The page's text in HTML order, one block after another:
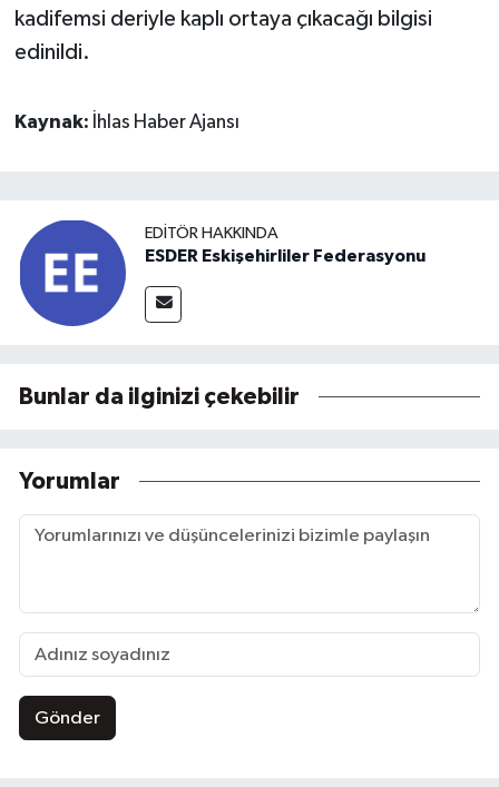
kadifemsi deriyle kaplı ortaya çıkacağı bilgisi
edinildi.
Kaynak: İhlas Haber Ajansı
EDITÖR HAKKINDA
ESDER Eskişehirliler Federasyonu
Bunlar da ilginizi çekebilir
Yorumlar
Gönder